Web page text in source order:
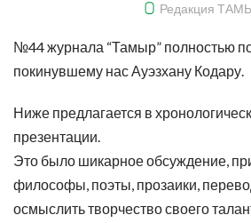
Редакция
№44 журнала “Тамыр” полностью
покинувшему нас Ауэзхану Кодару.
Ниже предлагается в
презентации.
Это было шикарное обсуждение,
философы, поэты, прозаики,
осмыслить творчество своего